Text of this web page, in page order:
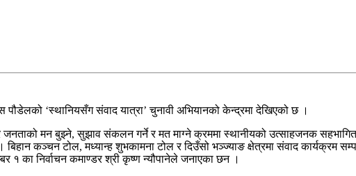
पौडेलको ‘स्थानियसँग संवाद यात्रा’ चुनावी अभियानको केन्द्रमा देखिएको छ ।
जनताको मन बुझ्ने, सुझाव संकलन गर्ने र मत माग्ने क्रममा स्थानीयको उत्साहजनक
कञ्चन टोल, मध्यान्ह शुभकामना टोल र दिउँसो भञ्ज्याङ क्षेत्रमा संवाद कार्यक्रम
१ का निर्वाचन कमाण्डर श्री कृष्ण न्यौपानेले जनाएका छन ।